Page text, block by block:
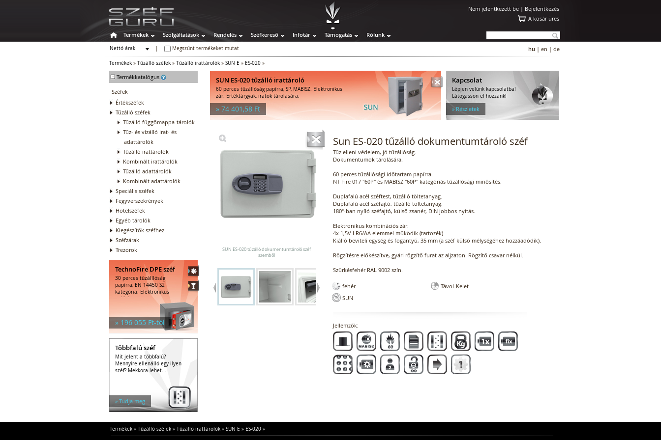
Nem jelentkezett be | Bejelentkezés
A kosár üres
Termékek Szolgáltatások Rendelés Széfkereső Infotár Támogatás Rólunk
Nettó árak
Megszűnt termékeket mutat hu | en | de
Termékek » Tűzálló széfek » Tűzálló irattárolók » SUN E » ES-020 »
- Termékkatalógus
Széfek
Értékszéfek
Tűzálló széfek
Tűzálló függőmappa-tárolók
Tűz- és vízálló irat- és
adattárolók
Tűzálló irattárolók
Kombinált irattárolók
Tűzálló adattárolók
Kombinált adattárolók
Speciális széfek
Fegyverszekrények
Hotelszéfek
Egyéb tárolók
Kiegészítők széfhez
Széfzárak
Trezorok
TechnoFire DPE széf
30 perces tűzálllóság
papírra, EN 14450 S2
kategória. Elektronikus
széfzár.
» 196 055 Ft-tól
Többfalú széf
Mit jelent a többfalú?
Mennyire ellenálló egy ilyen
széf? Mekkora lehet...
» Tudja meg
SUN ES-020 tűzálló irattároló
60 perces tűzállóság papírra, SP, MABISZ. Elektronikus
zár. Értéktárgyak, iratok tárolására.
» 74 401,58 Ft
Kapcsolat
Lépjen velünk kapcsolatba!
Látogasson el hozzánk!
» Részletek
SUN ES-020 tűzálló dokumentumtároló széf
szemből
Sun ES-020 tűzálló dokumentumtároló széf
Tűz elleni védelem, jó tűzállóság.
Dokumentumok tárolására.
60 perces tűzállósági időtartam papírra.
NT Fire 017 "60P" és MABISZ "60P" kategóriás tűzállósági minősítés.
Duplafalú acél széftest, tűzálló töltetanyag.
Duplafalú acél széfajtó, tűzálló töltetanyag.
180°-ban nyíló széfajtó, külső zsanér, DIN jobbos nyitás.
Elektronikus kombinációs zár.
4x 1,5V LR6/AA elemmel működik (tartozék).
Kiálló beviteli egység és fogantyú, 35 mm (a széf külső mélységéhez hozzáadódik).
Rögzítésre előkészítve, gyári rögzítő furat az aljzaton. Rögzítő csavar nélkül.
Szürkésfehér RAL 9002 szín.
fehér
Távol-Kelet
SUN
Jellemzők:
Termékek» Tűzálló széfek» Tűzálló irattárolók» SUN E » ES-020»